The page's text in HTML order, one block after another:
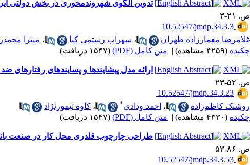
تدوین الگوی شهروندمحوری در بخش دولتی
ص. ۲۱-۳
‎ 10.52547/jmdp.34.3.3
غلامرضا معمارزاده طهران
، سهراب رستمی کیا ، میترا
چکیده (۴۲۵۹ مشاهده) | متن کامل (PDF) (۱۵۴۷ دریافت)
ارائه مدل پیشایندها و پسایندهای
ص. ۵۲-۲۳
‎ 10.52547/jmdp.34.3.23
روشنک کاظم‌زاده
، احمد ودادی* ، کاوه تیمورنژاد
چکیده (۴۳۳۰ مشاهده) | متن کامل (PDF) (۱۵۴۷ دریافت)
طراحی چارچوب قلدری محل کار در صنعت
ص. ۸۶-۵۳
‎ 10.52547/jmdp.34.3.53